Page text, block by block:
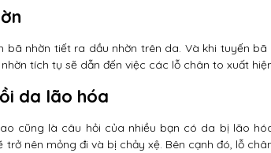
bã nhờn tiết ra dầu nhờn trên da. Và khi tuyến
tích tụ sẽ dẫn đến việc các lỗ chân to xuất
da lão hóa
cũng là câu hỏi của nhiều bạn có da bị lão
trở nên mỏng đi và bị chảy xệ. Bên cạnh đó, lỗ